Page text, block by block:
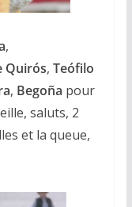
,
Quirós, Teófilo
, Begoña pour
saluts, 2
et la queue,